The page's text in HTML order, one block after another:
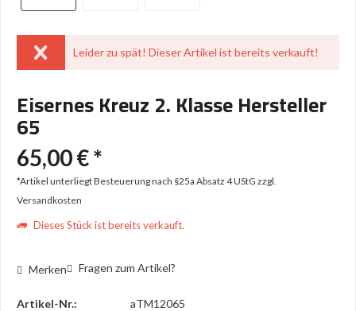
Leider zu spät! Dieser Artikel ist bereits verkauft!
Eisernes Kreuz 2. Klasse Hersteller
65
65,00 € *
*Artikel unterliegt Besteuerung nach §25a Absatz 4 UStG zzgl.
Versandkosten
Dieses Stück ist bereits verkauft.
Merken Fragen zum Artikel?
Artikel-Nr.: aTM12065